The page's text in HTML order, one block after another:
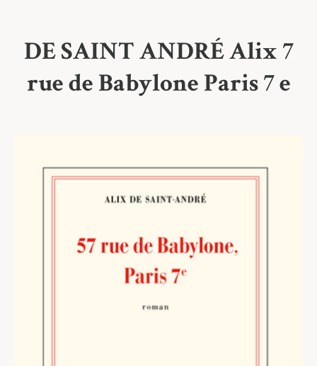
DE SAINT ANDRÉ Alix 7
rue de Babylone Paris 7 e